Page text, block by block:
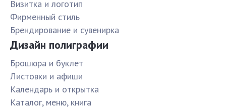
Визитка и логотип
Фирменный стиль
Брендирование и сувенирка
Дизайн полиграфии
Брошюра и буклет
Листовки и афиши
Календарь и открытка
Каталог, меню, книга